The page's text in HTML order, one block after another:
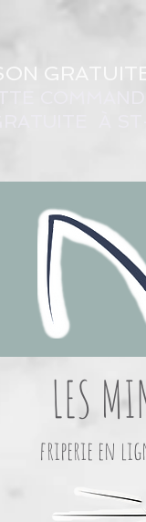
À
LES
friperie en ligne